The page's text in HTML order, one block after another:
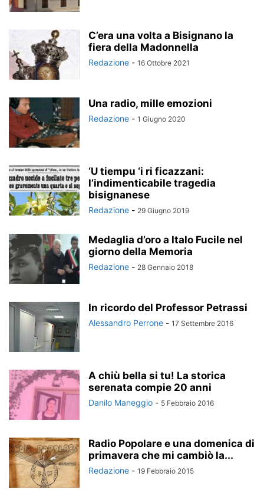
C’era una volta a Bisignano la
fiera della Madonnella
Redazione - 16 Ottobre 2021
Una radio, mille emozioni
Redazione - 1 Giugno 2020
‘U tiempu ‘i ri ficazzani:
l’indimenticabile tragedia
bisignanese
Redazione - 29 Giugno 2019
Medaglia d’oro a Italo Fucile nel
giorno della Memoria
Redazione - 28 Gennaio 2018
In ricordo del Professor Petrassi
Alessandro Perrone - 17 Settembre 2016
A chiù bella si tu! La storica
serenata compie 20 anni
Danilo Maneggio - 5 Febbraio 2016
Radio Popolare e una domenica di
primavera che mi cambiò la...
Redazione - 19 Febbraio 2015